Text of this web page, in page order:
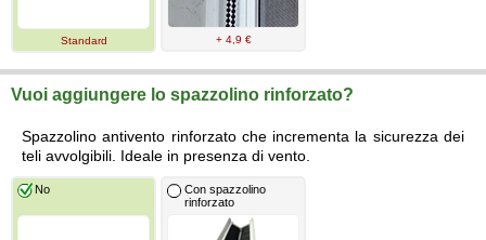
Standard + 4,9 €
Vuoi aggiungere lo spazzolino rinforzato?
Spazzolino antivento rinforzato che incrementa la sicurezza dei
teli avvolgibili. Ideale in presenza di vento.
No
Con spazzolino
rinforzato